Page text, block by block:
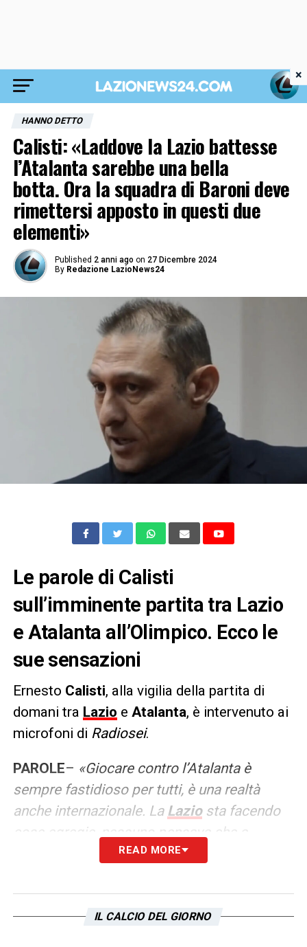
HANNO DETTO
Calisti: «Laddove la Lazio battesse
l’Atalanta sarebbe una bella
botta. Ora la squadra di Baroni deve
rimettersi apposto in questi due
elementi»
Published 2 anni ago on 27 Dicembre 2024
By Redazione LazioNews24
Le parole di Calisti
sull’imminente partita tra Lazio
e Atalanta all’Olimpico. Ecco le
sue sensazioni
Ernesto Calisti, alla vigilia della partita di
domani tra Lazio e Atalanta, è intervenuto ai
microfoni di Radiosei.
PAROLE– «Giocare contro l’Atalanta è
sempre fastidioso per tutti, è una realtà
anche internazionale. La Laziosta facendo
cose egregie, nessuno pensava che a
questo punto della stagione si potessero
battesse l’Atalanta sarebbe una bella
botta. Ora la Lazio, dopo la sofferenza di
READ MORE
IL CALCIO DEL GIORNO
×